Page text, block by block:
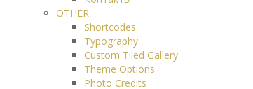
OTHER
Shortcodes
Typography
Custom Tiled Gallery
Theme Options
Photo Credits